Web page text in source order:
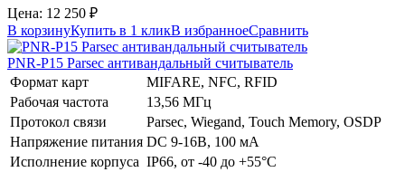
Цена: 12 250 ₽
В корзинуКупить в 1 кликВ избранноеСравнить
PNR-P15 Parsec антивандальный считыватель
Формат карт
MIFARE, NFC, RFID
Рабочая частота
13,56 МГц
Протокол связи
Parsec, Wiegand, Touch Memory, OSDP
Напряжение питания DC 9-16В, 100 мА
Исполнение корпуса IP66, от -40 до +55°C